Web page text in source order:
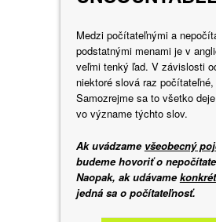
Medzi počítateľnými a
podstatnými menami je v
veľmi tenký ľad. V závislosti
niektoré slová raz
Samozrejme sa to všetko
vo význame týchto slov.
Ak uvádzame všeobecný
budeme hovoriť o
Naopak, ak udávame
jedná sa o počítateľnosť.